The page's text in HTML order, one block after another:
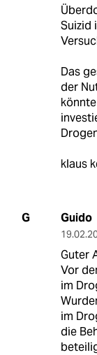
Suizid
Das
der
klaus
G Guido
Guter
Vor
im
im
die